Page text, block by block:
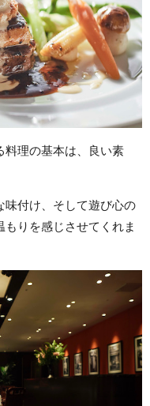
料理の基本は、良い素
味付け、そして遊び心の
りを感じさせてくれま